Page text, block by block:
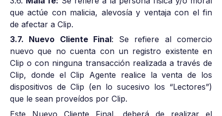
que actúe con malicia, alevosía y ventaja con el fin
de afectar a Clip.
3.7. Nuevo Cliente Final: Se refiere al comercio
nuevo que no cuenta con un registro existente en
Clip o con ninguna transacción realizada a través de
Clip, donde el Clip Agente realice la venta de los
dispositivos de Clip (en lo sucesivo los “Lectores”)
que le sean proveídos por Clip.
Este Nuevo Cliente Final, deberá de realizar el